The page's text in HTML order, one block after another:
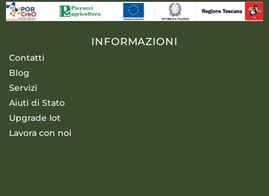
INFORMAZIONI
Contatti
Blog
Servizi
Aiuti di Stato
Upgrade Iot
Lavora con noi